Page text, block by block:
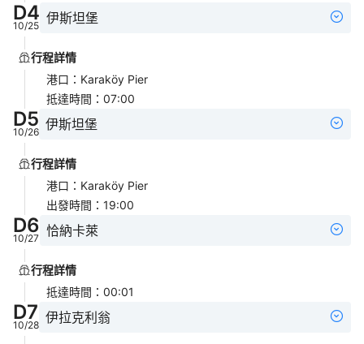
D4
10/25 伊斯坦堡
行程詳情
港口 ： Karaköy Pier
抵達時間 ： 07:00
D5
10/26 伊斯坦堡
行程詳情
港口 ： Karaköy Pier
出發時間 ： 19:00
D6
10/27 恰納卡萊
行程詳情
抵達時間 ： 00:01
D7
10/28 伊拉克利翁